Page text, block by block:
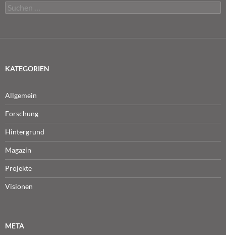
Suchen
nach:
KATEGORIEN
Allgemein
Forschung
Hintergrund
Magazin
Projekte
Visionen
META